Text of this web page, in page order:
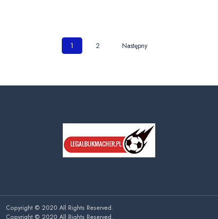
Nawigacja
1 2 Następny
Copyright © 2020 All Rights Reserved.
Copyright © 2020 All Rights Reserved.